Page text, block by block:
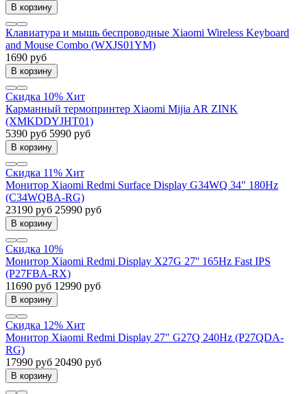
В корзину
Клавиатура и мышь беспроводные Xiaomi Wireless Keyboard
and Mouse Combo (WXJS01YM)
1690 руб
В корзину
Скидка 10% Хит
Карманный термопринтер Xiaomi Mijia AR ZINK
(XMKDDYJHT01)
5390 руб 5990 руб
В корзину
Скидка 11% Хит
Монитор Xiaomi Redmi Surface Display G34WQ 34" 180Hz
(C34WQBA-RG)
23190 руб 25990 руб
В корзину
Скидка 10%
Монитор Xiaomi Redmi Display X27G 27'' 165Hz Fast IPS
(P27FBA-RX)
11690 руб 12990 руб
В корзину
Скидка 12% Хит
Монитор Xiaomi Redmi Display 27" G27Q 240Hz (P27QDA-
RG)
17990 руб 20490 руб
В корзину